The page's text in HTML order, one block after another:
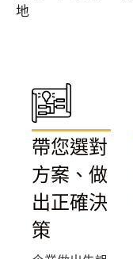
地
帶您選對
方案、做
出正確決
策